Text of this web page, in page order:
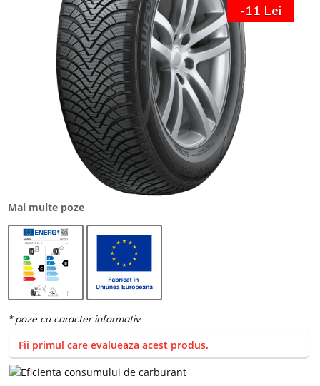
Mai multe poze
-11 Lei
Fii primul care evalueaza acest produs.